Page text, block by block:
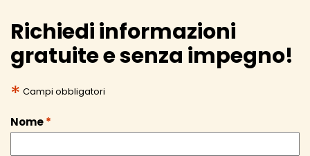
Richiedi informazioni
gratuite e senza impegno!
* Campi obbligatori
Nome*